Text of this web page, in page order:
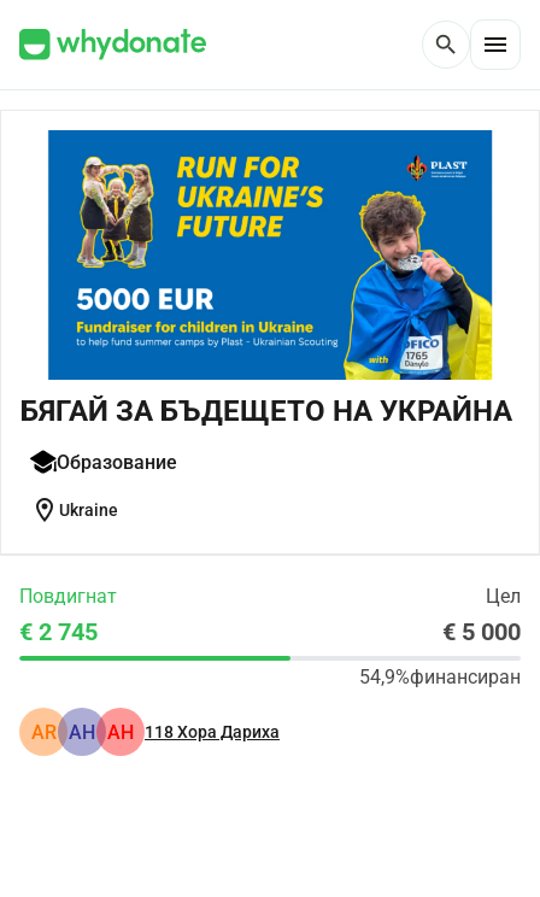
search menu
БЯГАЙ ЗА БЪДЕЩЕТО НА УКРАЙНА
Образование
location_on Ukraine
Повдигнат Цел
€ 2 745 € 5 000
54,9%финансиран
AR АН АН 118Хора Дариха